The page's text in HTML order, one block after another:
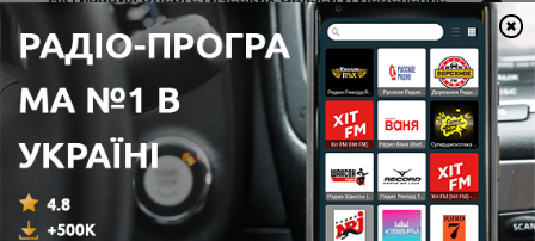
01 бер. 2020
4 -
Медитация Прощения. РАДИКАЛЬНОЕ
ПРОЩЕНИЕ Обиды Для Обретения Любви И
Гармонии В Себе
01 бер. 2020
3 - Медитация внутренний учитель. Как ОТКРЫТЬ
ИНТУИТИВНУЮ МУДРОСТЬ в себе и ПОЛУЧАТЬ